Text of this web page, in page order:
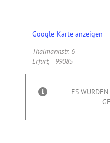
Google Karte anzeigen
Thälmannstr. 6
Erfurt, 99085
ES